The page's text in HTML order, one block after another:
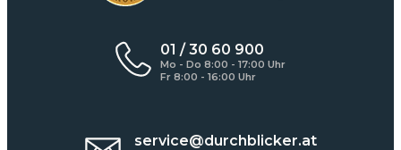
01 / 30 60 900
Mo - Do 8:00 - 17:00 Uhr
Fr 8:00 - 16:00 Uhr
service@durchblicker.at